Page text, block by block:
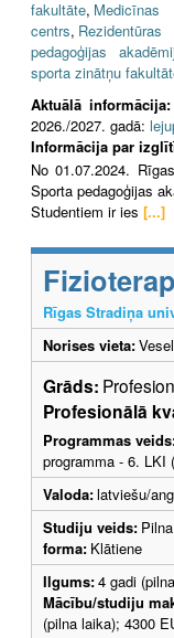
fakultāte, Medicīnas
centrs,
pedagoģijas
sporta zinātņu
Aktuālā informācija:
2026./2027. gadā:
Informācija par
No 01.07.2024.
Sporta pedagoģijas
Studentiem ir ies [...]
Rīgas Stradiņa
Norises vieta:
Grāds:
Profesionālā
Programmas
programma - 6. LKI
Valoda:latviešu/
Studiju veids:
forma: Klātiene
Ilgums:4 gadi
Mācību/studiju
(pilna laika); 4300